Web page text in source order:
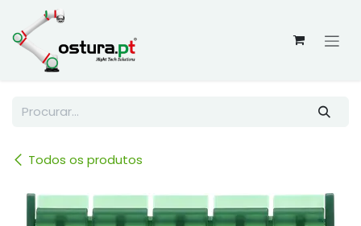
Skip to Content
Todos os produtos